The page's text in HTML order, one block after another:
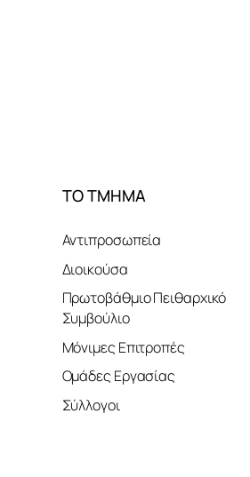
ΤΟ ΤΜΗΜΑ
Αντιπροσωπεία
Διοικούσα
Πρωτοβάθμιο Πειθαρχικό
Συμβούλιο
Μόνιμες Επιτροπές
Ομάδες Εργασίας
Σύλλογοι